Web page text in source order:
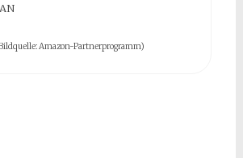
Amazon-Partnerprogramm)